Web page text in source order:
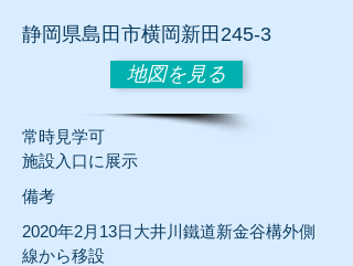
静岡 県島田市横岡新田245-3
地図を見る
常時見学可
​施設入口に展示
​備考
2020年2月13日大井川鐵道新金谷構外側
線から移設